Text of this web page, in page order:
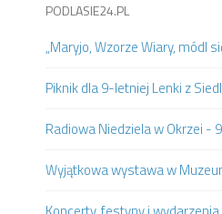
PODLASIE24.PL
„Maryjo, Wzorze Wiary, módl
Piknik dla 9-letniej Lenki z
Radiowa Niedziela w Okrzei -
Wyjątkowa wystawa w